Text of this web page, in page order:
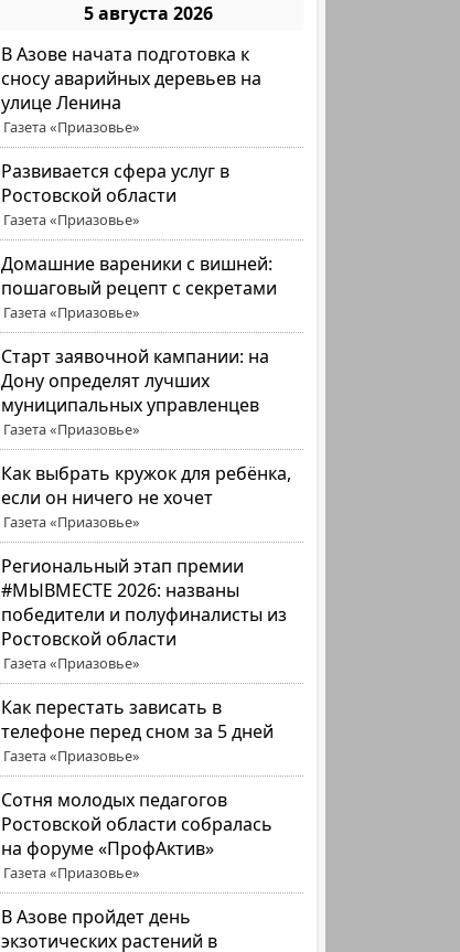
5 августа 2026
В Азове начата подготовка к
сносу аварийных деревьев на
улице Ленина
Газета «Приазовье»
Развивается сфера услуг в
Ростовской области
Газета «Приазовье»
Домашние вареники с вишней:
пошаговый рецепт с секретами
Газета «Приазовье»
Старт заявочной кампании: на
Дону определят лучших
муниципальных управленцев
Газета «Приазовье»
Как выбрать кружок для ребёнка,
если он ничего не хочет
Газета «Приазовье»
Региональный этап премии
#МЫВМЕСТЕ 2026: названы
победители и полуфиналисты из
Ростовской области
Газета «Приазовье»
Как перестать зависать в
телефоне перед сном за 5 дней
Газета «Приазовье»
Сотня молодых педагогов
Ростовской области собралась
на форуме «ПрофАктив»
Газета «Приазовье»
В Азове пройдет день
экзотических растений в